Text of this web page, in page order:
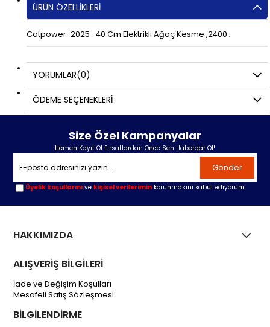
ÜRÜN ÖZELLIKLERI
Catpower-2025- 40 Cm Elektrikli Ağaç Kesme ,2400 ;
YORUMLAR(0)
ÖDEME SEÇENEKLERI
Size Özel Kampanyalar
Hemen Kayıt Ol Fırsatlardan Önce Sen Haberdar Ol!
Gönder
Üyelik koşullarını ve kişisel verilerimin korunmasını kabul ediyorum.
HAKKIMIZDA
ALIŞVERİŞ BİLGİLERİ
İade ve Değişim Koşulları
Mesafeli Satış Sözleşmesi
BİLGİLENDİRME